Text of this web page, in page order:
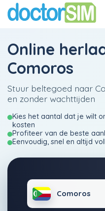
Online
Comoros
Stuur beltegoed naar
en zonder wachttijden
Kies het aantal dat je wilt
kosten
Profiteer van de beste
Eenvoudig, snel en altijd
Comoros